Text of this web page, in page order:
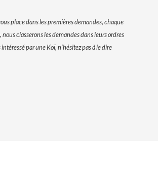
place dans les premières demandes, chaque
classerons les demandes dans leurs ordres
intéressé par une Koï, n’hésitez pas à le dire